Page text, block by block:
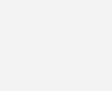
des Studiengangs
jährlich mit einem
Darüber hinaus
für den
einem jährlichen